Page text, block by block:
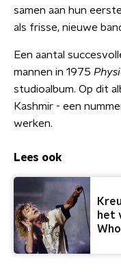
samen aan hun
als frisse, nieuwe
Een aantal
mannen in 1975
studioalbum. Op dit
Kashmir - een
werken.
Lees ook
het